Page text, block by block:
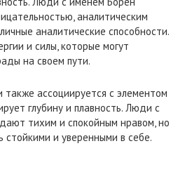
аналитическим
аналитические способности.
и силы, которые могут
на своем пути.
также ассоциируется с элементом
глубину и плавность. Люди с
тихим и спокойным нравом, но
стойкими и уверенными в себе.